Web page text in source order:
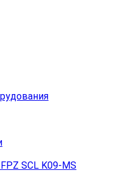
SCL K09-MS